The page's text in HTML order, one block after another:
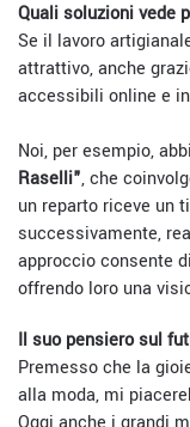
Quali soluzioni vede
Se il lavoro
attrattivo, anche
accessibili online e
Noi, per esempio,
Raselli", che
un reparto riceve un
successivamente,
approccio consente
offrendo loro una
Il suo pensiero sul
Premesso che la
alla moda, mi